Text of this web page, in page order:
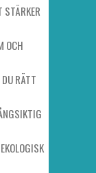
STÄRKER
OCH
RÄTT